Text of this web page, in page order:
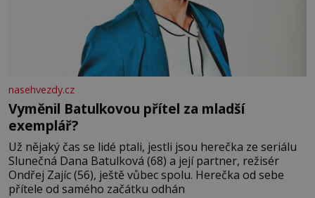
nasehvezdy.cz
Vyměnil Batulkovou přítel za mladší
exemplář?
Už nějaký čas se lidé ptali, jestli jsou herečka ze seriálu
Slunečná Dana Batulková (68) a její partner, režisér
Ondřej Zajíc (56), ještě vůbec spolu. Herečka od sebe
přítele od samého začátku odhán